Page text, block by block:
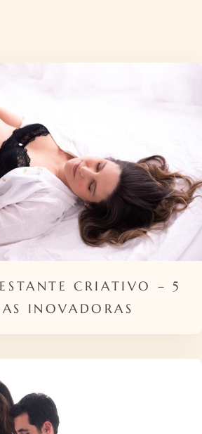
CRIATIVO – 5
INOVADORAS